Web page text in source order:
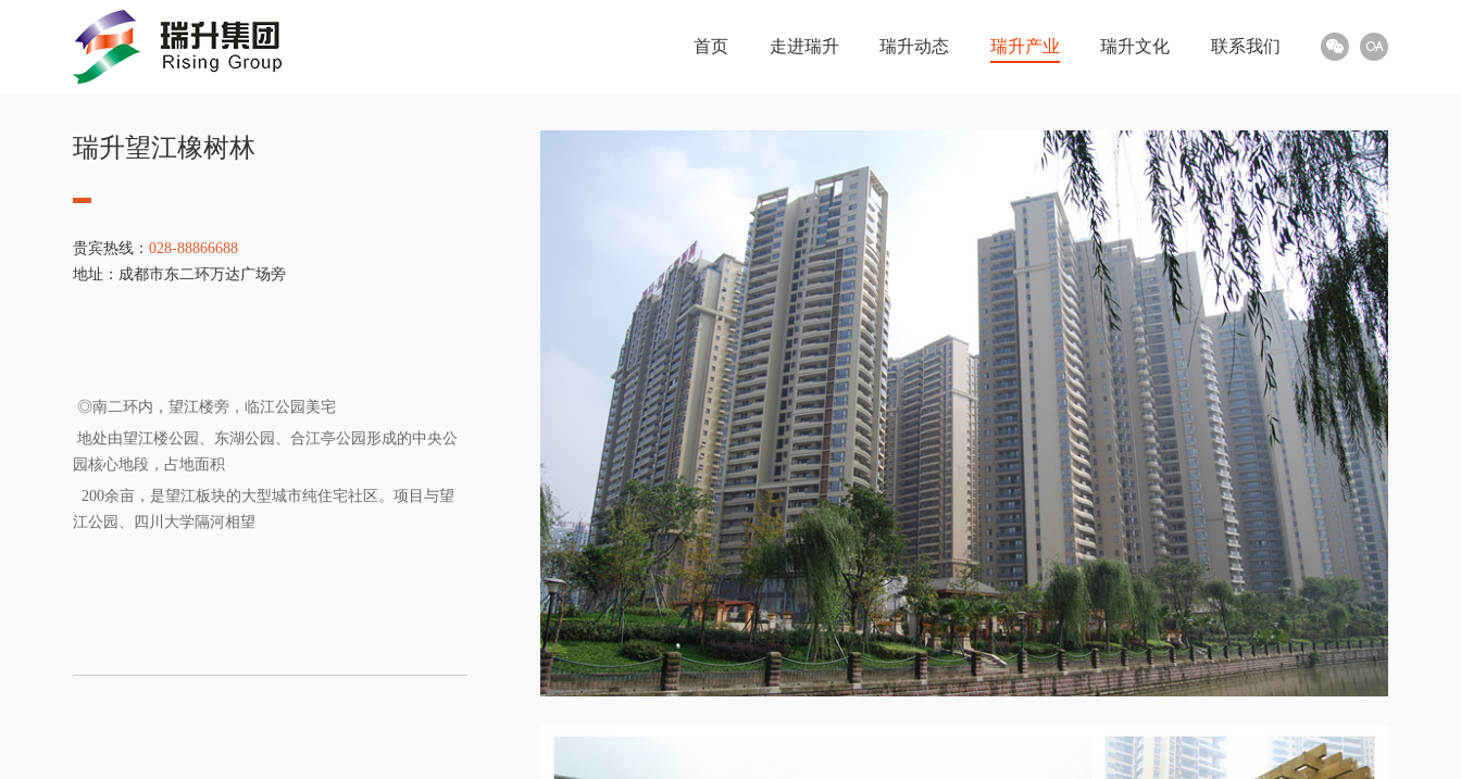
首页 走进瑞升 瑞升动态 瑞升产业 瑞升文化 联系我们
瑞升望江橡树林
贵宾热线：028-88866688
地址：成都市东二环万达广场旁
◎南二环内，望江楼旁，临江公园美宅
地处由望江楼公园、东湖公园、合江亭公园形成的中央公
园核心地段，占地面积
200余亩，是望江板块的大型城市纯住宅社区。项目与望
江公园、四川大学隔河相望